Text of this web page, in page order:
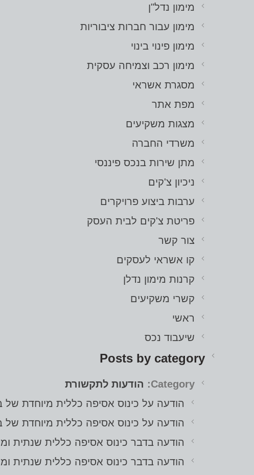
מימון נדל"ן
מימון עבור חברות ציבוריות
מימון פינוי בינוי
מימון רכב וצמיחה עסקית
מסגרת אשראי
מפת אתר
מצגות משקיעים
משרדי החברה
מתן שירות בנכס פיננסי
ניכיון צ'קים
ערבות ביצוע פרויקרים
פריטת צ'קים לבית העסק
צור קשר
קו אשראי לעסקים
קרנות מימון נדלן
קשרי משקיעים
ראשי
שיעבוד נכס
Posts by category
Category:
הודעות לתקשורת
הודעה על כינוס אסיפה כללית מיוחדת
הודעה על כינוס אסיפה כללית מיוחדת
הודעה בדבר כינוס אסיפה כללית שנתית
הודעה בדבר כינוס אסיפה כללית שנתית